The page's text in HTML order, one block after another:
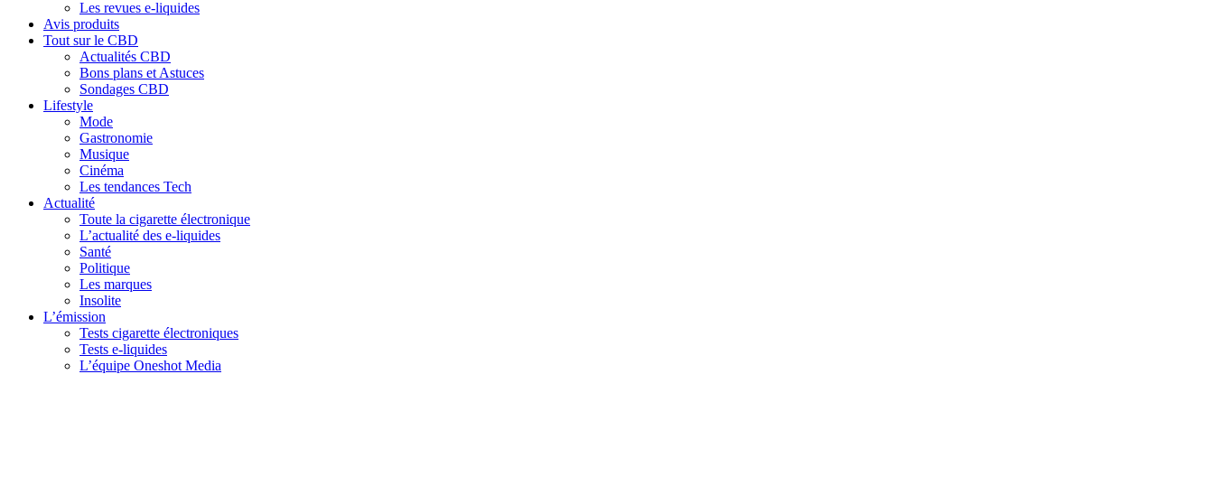
Les revues e-liquides
Avis produits
Tout sur le CBD
Actualités CBD
Bons plans et Astuces
Sondages CBD
Lifestyle
Mode
Gastronomie
Musique
Cinéma
Les tendances Tech
Actualité
Toute la cigarette électronique
L’actualité des e-liquides
Santé
Politique
Les marques
Insolite
L’émission
Tests cigarette électroniques
Tests e-liquides
L’équipe Oneshot Media